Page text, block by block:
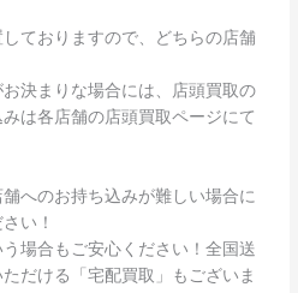
ておりますので、どちらの店舗
決まりな場合には、店頭買取の
は各店舗の店頭買取ページにて
へのお持ち込みが難しい場合に
い！
う場合もご安心ください！全国送
だける「宅配買取」もございま